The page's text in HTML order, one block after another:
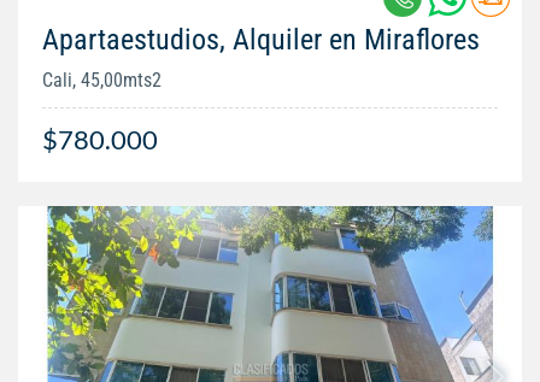
Apartaestudios, Alquiler en Miraflores
Cali, 45,00mts2
$780.000